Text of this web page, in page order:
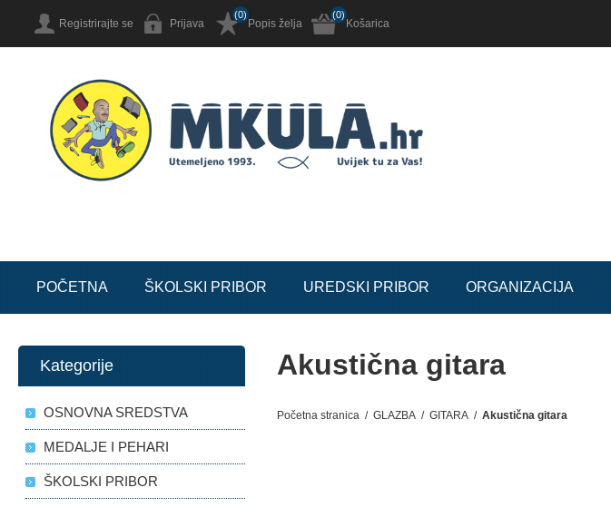
Registrirajte se Prijava Popis želja
(0)
Košarica
(0)
POČETNA ŠKOLSKI PRIBOR UREDSKI PRIBOR ORGANIZACIJA
Akustična gitara
Početna stranica / GLAZBA / GITARA / Akustična gitara
Kategorije
OSNOVNA SREDSTVA
MEDALJE I PEHARI
ŠKOLSKI PRIBOR